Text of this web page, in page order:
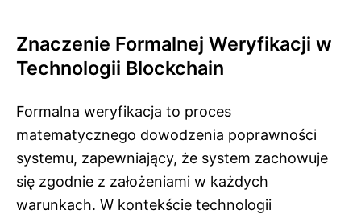
Znaczenie Formalnej Weryfikacji w
Technologii Blockchain
Formalna weryfikacja to proces
matematycznego dowodzenia poprawności
systemu, zapewniający, że system zachowuje
się zgodnie z założeniami w każdych
warunkach. W kontekście technologii